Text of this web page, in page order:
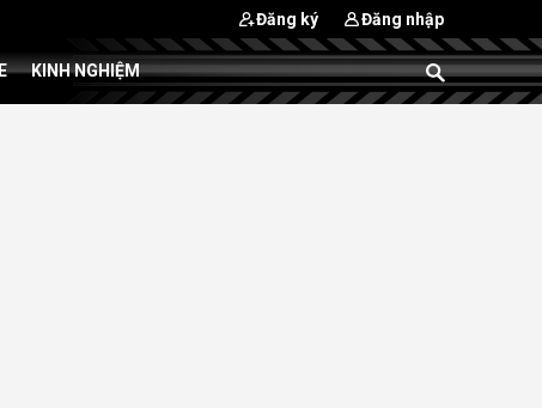
Đăng ký Đăng nhập
KINH NGHIỆM